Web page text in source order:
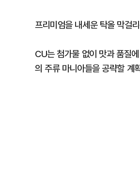
프리미엄을 내세운 탁올 막걸
CU는 첨가물 없이 맛과 품질
의 주류 마니아들을 공략할 계